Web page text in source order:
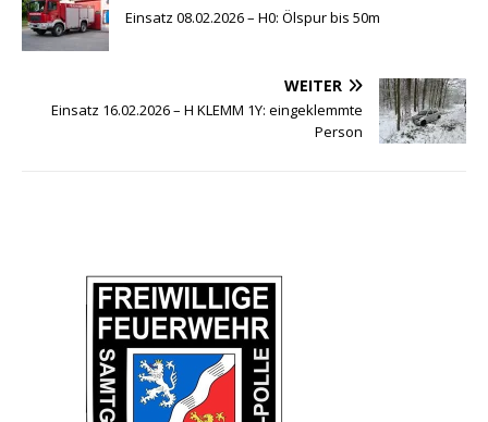
Einsatz 08.02.2026 – H0: Ölspur bis 50m
WEITER
Einsatz 16.02.2026 – H KLEMM 1Y: eingeklemmte
Person